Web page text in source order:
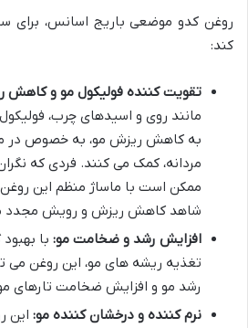
روغن کدو موضعی باریج اسانس، برای
کند:
تقویت کننده فولیکول مو و کاهش
مانند روی و اسیدهای چرب،
به کاهش ریزش مو، به خصوص در
مردانه، کمک می کنند. فردی که
ممکن است با ماساژ منظم این
شاهد کاهش ریزش و رویش مجدد
افزایش رشد و ضخامت مو: با
تغذیه ریشه های مو، این روغن می
رشد مو و افزایش ضخامت تارهای
نرم کننده و درخشان کننده مو: این